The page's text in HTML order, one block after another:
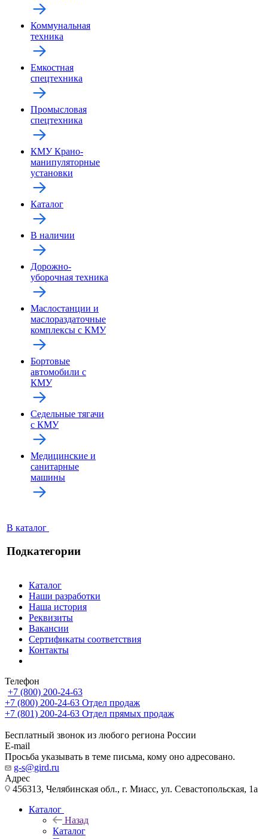
Коммунальная
техника
Емкостная
спецтехника
Промысловая
спецтехника
КМУ Крано-
манипуляторные
установки
Каталог
В наличии
Дорожно-
уборочная техника
Маслостанции и
маслораздаточные
комплексы с КМУ
Бортовые
автомобили с
КМУ
Седельные тягачи
с КМУ
Медицинские и
санитарные
машины
В каталог
Подкатегории
Каталог
Наши разработки
Наша история
Реквизиты
Вакансии
Сертификаты соответствия
Контакты
Телефон
+7 (800) 200-24-63
+7 (800) 200-24-63 Отдел продаж
+7 (801) 200-24-63 Отдел прямых продаж
Бесплатный звонок из любого региона России
E-mail
Просьба указывать в теме письма, кому оно адресовано.
g-s@gird.ru
Адрес
456313, Челябинская обл., г. Миасс, ул. Севастопольская, 1а
Каталог
Назад
Каталог